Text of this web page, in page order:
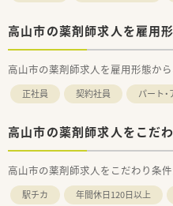
高山市の薬剤師求人を雇用
高山市の薬剤師求人を雇用形態か
正社員 契約社員 パート
高山市の薬剤師求人をこだ
高山市の薬剤師求人をこだわり条
駅チカ 年間休日120日以上